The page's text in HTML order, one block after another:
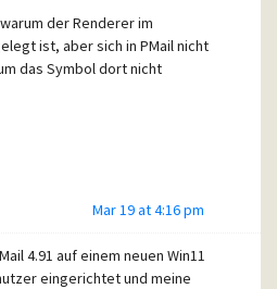
der Renderer im
ist, aber sich in PMail nicht
das Symbol dort nicht
Mar 19 at 4:16 pm
4.91 auf einem neuen Win11
eingerichtet und meine